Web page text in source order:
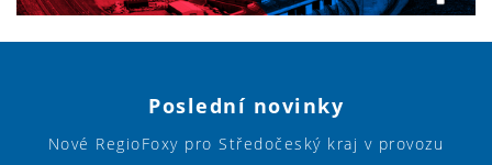
Poslední novinky
Nové RegioFoxy pro Středočeský kraj v provozu